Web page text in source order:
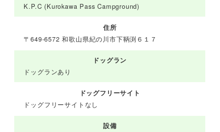
K.P.C (Kurokawa Pass Campground)
住所
〒649-6572 和歌山県紀の川市下鞆渕６１７
ドッグラン
ドッグランあり
ドッグフリーサイト
ドッグフリーサイトなし
設備